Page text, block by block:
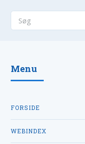
Menu
FORSIDE
WEBINDEX